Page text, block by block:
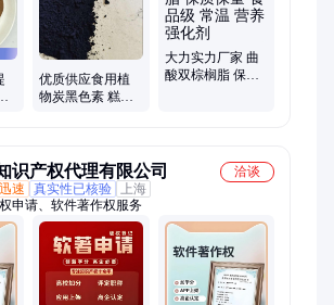
优质供应食用植
物炭黑色素 糕点
大力实力厂家 曲
酸双棕榈脂 保质
识产权代理有限公司
洽谈
速 真实性已核验
上海
申请、软件著作权服务